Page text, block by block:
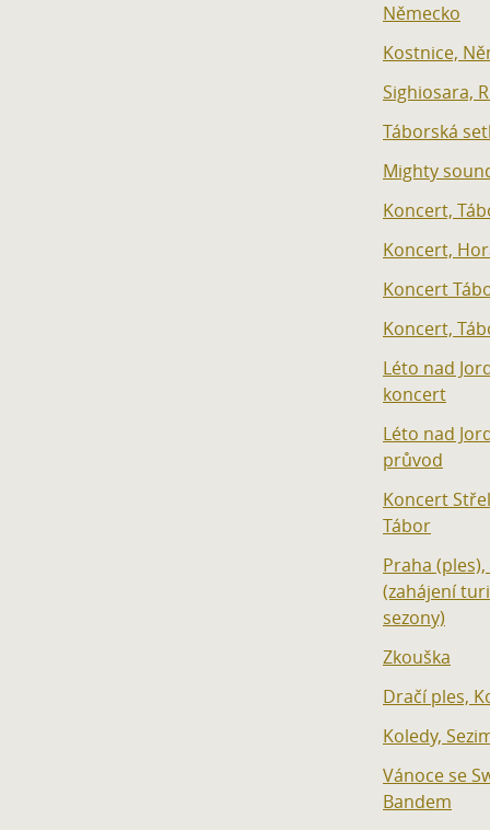
Německo
Kostnice,
Sighiosara,
Táborská
Mighty
Koncert,
Koncert,
Koncert
Koncert,
Léto nad
koncert
Léto nad
průvod
Koncert
Tábor
Praha
(zahájení
sezony)
Zkouška
Dračí ples,
Koledy,
Vánoce se
Bandem